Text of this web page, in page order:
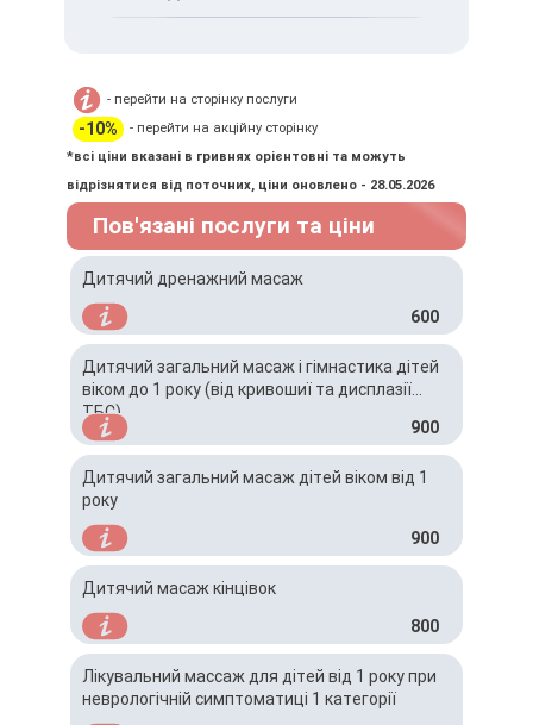
лікар.
призначають курс з 10–15
процедур.
- перейти на сторінку послуги
-10%
- перейти на акційну сторінку
*всі ціни вказані в гривнях орієнтовні та можуть
відрізнятися від поточних, ціни оновлено - 28.05.2026
Пов'язані послуги та ціни
Дитячий дренажний масаж
600
Дитячий загальний масаж і гімнастика дітей
віком до 1 року (від кривошиї та дисплазії
ТБС)
900
Дитячий загальний масаж дітей віком від 1
року
900
Дитячий масаж кінцівок
800
Лікувальний массаж для дітей від 1 року при
неврологічній симптоматиці 1 категорії